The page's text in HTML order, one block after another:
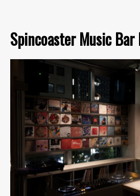
Spincoaster Music Bar